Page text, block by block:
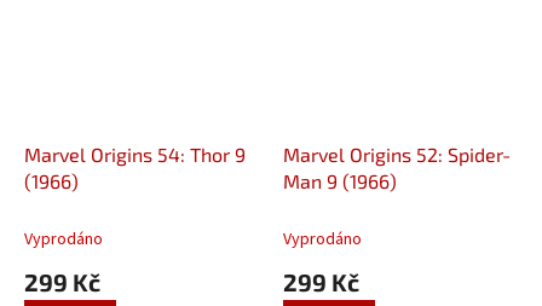
Marvel Origins 54: Thor 9
(1966)
Vyprodáno
299 Kč
Marvel Origins 52: Spider-
Man 9 (1966)
Vyprodáno
299 Kč